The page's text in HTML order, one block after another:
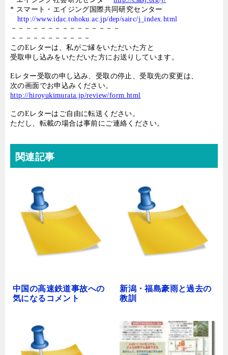
* スマート・エイジング国際共同研究センター
http://www.idac.tohoku.ac.jp/dep/sairc/j_index.html
－－－－－－－－－－－－－－－
－－－－－－－－－－－
このE レターは、私がご縁をいただいた方と
受取申し込みをいただいた方にお送りしています。
E レター受取の申し込み、受取の停止、受取先の変更は、
次の画面でお申込みください。
http://hiroyukimurata.jp/review/form.html
このE レターはご自由に転送ください。
ただし、転載の場合は事前にご連絡ください。
関連記事
中国の高速鉄道事故への
気になるコメント
新潟・福島豪雨と過去の
教訓